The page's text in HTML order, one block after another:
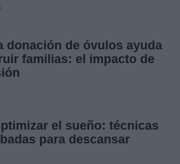
donación de óvulos ayuda
familias: el impacto de
el sueño: técnicas
para descansar